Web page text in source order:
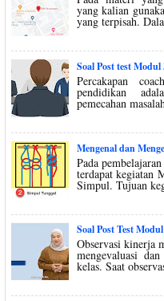
yang kalian
yang terpisah.
Soal Post test
Percakapan
pendidikan
pemecahan
Mengenal dan
Pada
terdapat kegiatan
Simpul. Tujuan
Soal Post Test
Observasi kinerja
mengevaluasi
kelas. Saat